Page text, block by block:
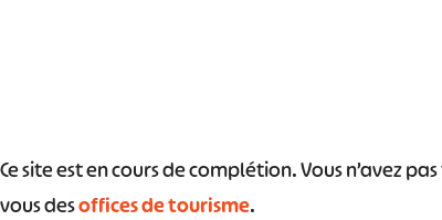
Ce site est en cours de complétion. Vous n’avez
vous desoffices de tourisme.
# # # #